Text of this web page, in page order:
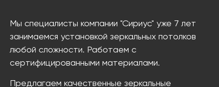
Мы специалисты компании "Сириус" уже 7 лет
занимаемся установкой зеркальных потолков
любой сложности. Работаем с
сертифицированными материалами.
Предлагаем качественные зеркальные